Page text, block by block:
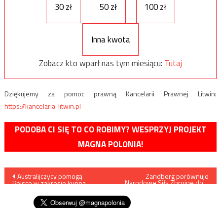
30 zł
50 zł 100 zł
Inna kwota
Zobacz kto wparł nas tym miesiącu: Tutaj
Dziękujemy za pomoc prawną Kancelarii Prawnej Litwin:
https://kancelaria-litwin.pl
PODOBA CI SIĘ TO CO ROBIMY? WESPRZYJ PROJEKT
MAGNA POLONIA!
Nawigacja
wpisu
Australijczycy pomogą
Polsce w zakresie kupna
Zandberg porównuje
Narodowe Siły Zbrojne do…